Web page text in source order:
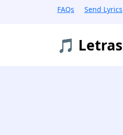
FAQs Send Lyrics
🎵 Letras